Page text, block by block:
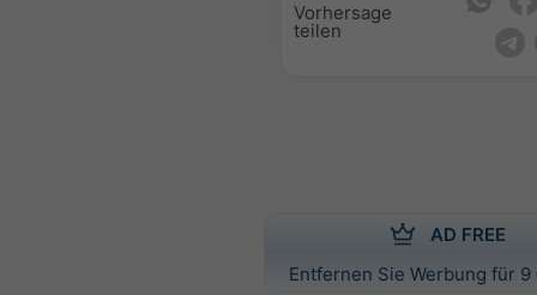
Vorhersage
teilen
AD FREE
Entfernen Sie Werbung für